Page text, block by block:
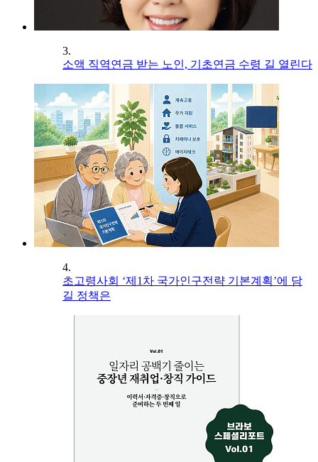
3.
소액 직역연금 받는 노인, 기초연금 수령 길 열린다
4.
초고령사회 ‘제1차 국가인구전략 기본계획’에 담
길 정책은